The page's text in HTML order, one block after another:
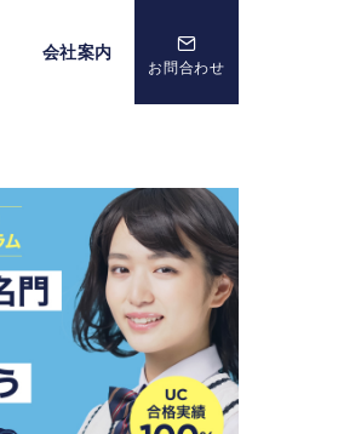
会社案内
お問合わせ